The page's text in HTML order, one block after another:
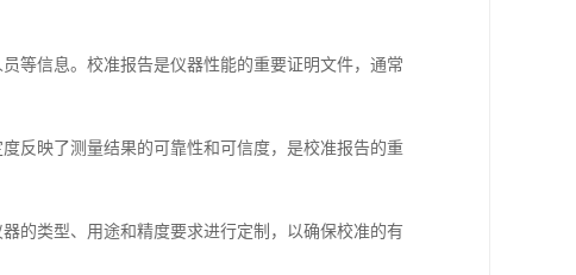
等信息。校准报告是仪器性能的重要证明文件，通常
反映了测量结果的可靠性和可信度，是校准报告的重
的类型、用途和精度要求进行定制，以确保校准的有